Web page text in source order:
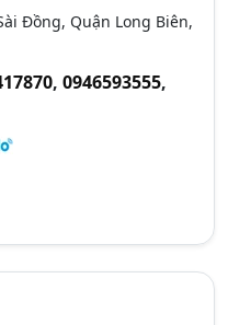
Đồng, Quận Long Biên,
, 0946593555,